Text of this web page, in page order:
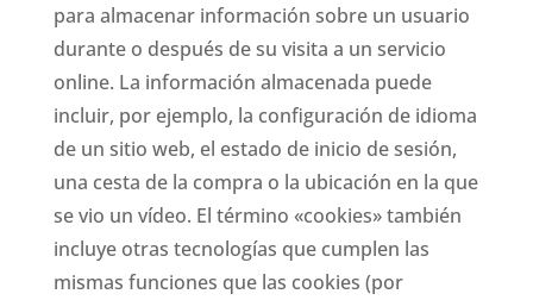
para almacenar información sobre un usuario
durante o después de su visita a un servicio
online. La información almacenada puede
incluir, por ejemplo, la configuración de idioma
de un sitio web, el estado de inicio de sesión,
una cesta de la compra o la ubicación en la que
se vio un vídeo. El término «cookies» también
incluye otras tecnologías que cumplen las
mismas funciones que las cookies (por